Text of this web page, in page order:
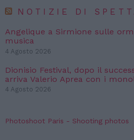
NOTIZIE DI
Angelique a Sirmione sulle
musica
4 Agosto 2026
Dionisio Festival, dopo il
arriva Valerio Aprea con i
4 Agosto 2026
Photoshoot Paris - Shooting photos